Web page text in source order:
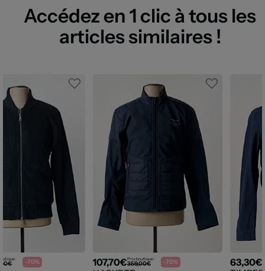
Accédez en 1 clic à tous les
articles similaires !
: -70% 107,70€Prix boutique :
359,00€ -70% 63,30€